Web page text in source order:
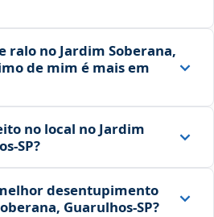
ralo no Jardim Soberana,
de mim é mais em
no local no Jardim
desentupimento
Guarulhos‑SP?